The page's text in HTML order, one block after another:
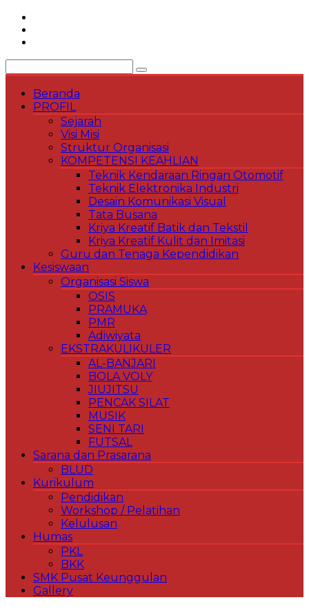
Skip
content
Beranda
PROFIL
Sejarah
Visi Misi
Struktur Organisasi
KOMPETENSI KEAHLIAN
Teknik Kendaraan Ringan Otomotif
Teknik Elektronika Industri
Desain Komunikasi Visual
Tata Busana
Kriya Kreatif Batik dan Tekstil
Kriya Kreatif Kulit dan Imitasi
Guru dan Tenaga Kependidikan
Kesiswaan
Organisasi Siswa
OSIS
PRAMUKA
PMR
Adiwiyata
EKSTRAKULIKULER
AL-BANJARI
BOLA VOLY
JIUJITSU
PENCAK SILAT
MUSIK
SENI TARI
FUTSAL
Sarana dan Prasarana
BLUD
Kurikulum
Pendidikan
Workshop / Pelatihan
Kelulusan
Humas
PKL
BKK
SMK Pusat Keunggulan
Gallery